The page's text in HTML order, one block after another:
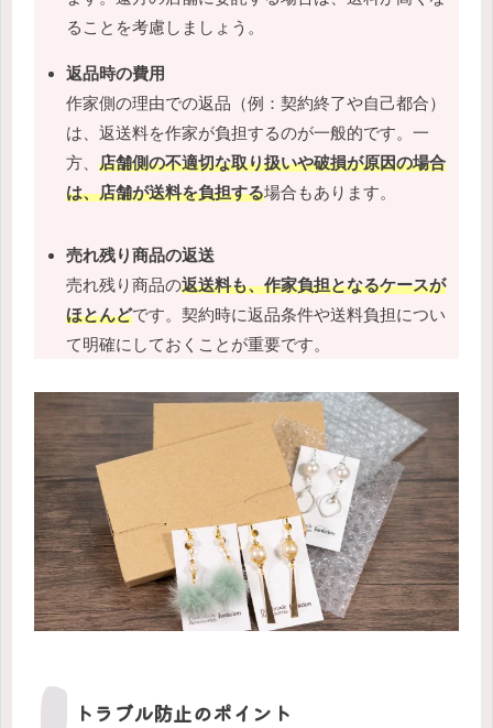
ることを考慮しましょう。
返品時の費用
作家側の理由での返品（例：契約終了や自己都合）
は、返送料を作家が負担するのが一般的です。一
方、 店舗側の不適切な取り扱いや破損が原因の場合
は、店舗が送料を負担する場合もあります。
売れ残り商品の返送
売れ残り商品の返送料も、作家負担となるケースが
ほとんどです。契約時に返品条件や送料負担につい
て明確にしておくことが重要です。
トラブル防止のポイント